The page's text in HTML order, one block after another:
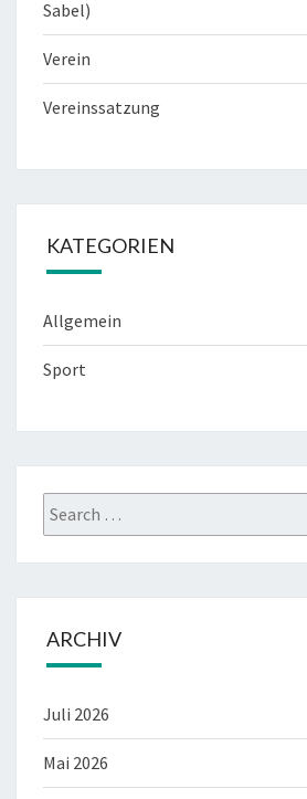
Sabel)
Verein
Vereinssatzung
KATEGORIEN
Allgemein
Sport
Search
for:
ARCHIV
Juli 2026
Mai 2026